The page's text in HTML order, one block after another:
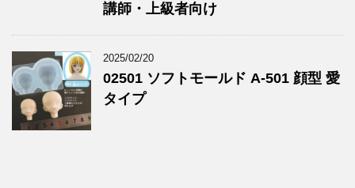
講師・上級者向け
2025/02/20
02501 ソフトモールド A-501 顔型 愛
タイプ